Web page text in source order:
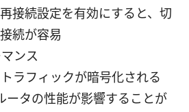
接続設定を有効にすると、切
続が容易
ンス
ラフィックが暗号化される
ータの性能が影響することが